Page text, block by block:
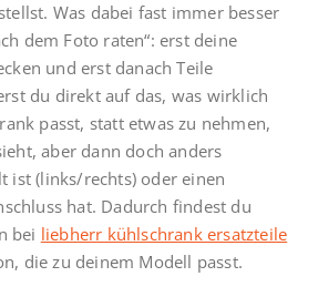
Was dabei fast immer besser
dem Foto raten“: erst deine
und erst danach Teile
du direkt auf das, was wirklich
passt, statt etwas zu nehmen,
aber dann doch anders
ist (links/rechts) oder einen
hat. Dadurch findest du
bei liebherr kühlschrank ersatzteile
die zu deinem Modell passt.